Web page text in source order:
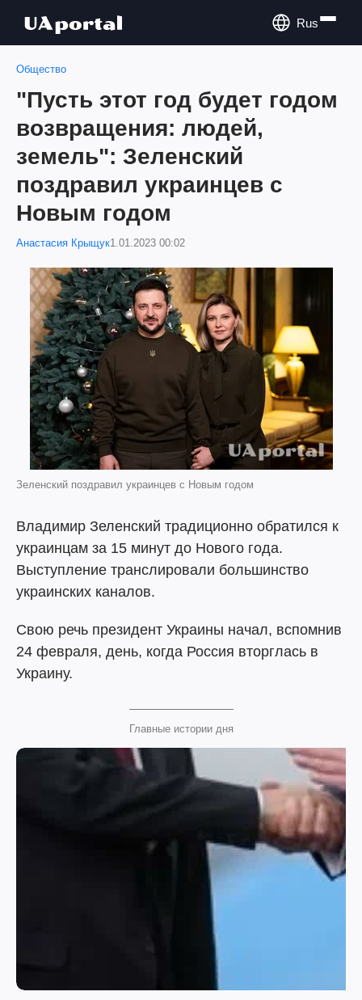
Rus
Общество
"Пусть этот год будет годом
возвращения: людей,
земель": Зеленский
поздравил украинцев с
Новым годом
Анастасия Крыщук1.01.2023 00:02
Зеленский поздравил украинцев с Новым годом
Владимир Зеленский традиционно обратился к
украинцам за 15 минут до Нового года.
Выступление транслировали большинство
украинских каналов.
Свою речь президент Украины начал, вспомнив
24 февраля, день, когда Россия вторглась в
Украину.
Главные истории дня